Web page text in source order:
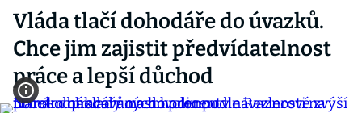
Vláda tlačí dohodáře do úvazků.
Chce jim zajistit předvídatelnost
práce a lepší důchod